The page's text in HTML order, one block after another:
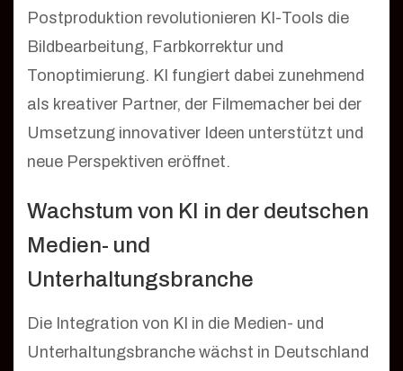
Postproduktion revolutionieren KI-Tools die
Bildbearbeitung, Farbkorrektur und
Tonoptimierung. KI fungiert dabei zunehmend
als kreativer Partner, der Filmemacher bei der
Umsetzung innovativer Ideen unterstützt und
neue Perspektiven eröffnet.
Wachstum von KI in der deutschen
Medien- und
Unterhaltungsbranche
Die Integration von KI in die Medien- und
Unterhaltungsbranche wächst in Deutschland